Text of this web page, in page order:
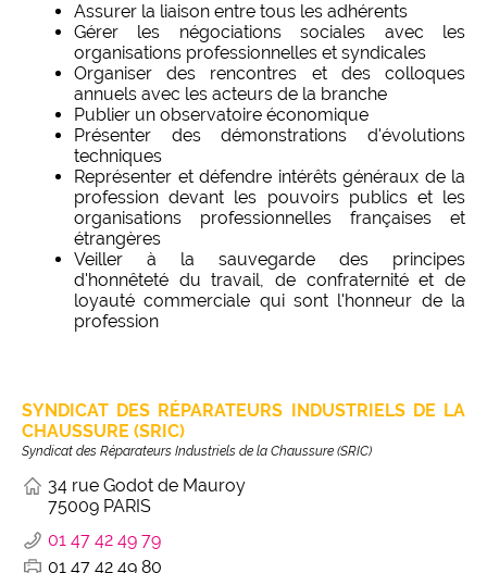
Assurer la liaison entre tous les adhérents
Gérer les négociations sociales avec les
organisations professionnelles et syndicales
Organiser des rencontres et des colloques
annuels avec les acteurs de la branche
Publier un observatoire économique
Présenter des démonstrations d'évolutions
techniques
Représenter et défendre intérêts généraux de la
profession devant les pouvoirs publics et les
organisations professionnelles françaises et
étrangères
Veiller à la sauvegarde des principes
d'honnêteté du travail, de confraternité et de
loyauté commerciale qui sont l'honneur de la
profession
SYNDICAT DES RÉPARATEURS INDUSTRIELS DE LA
CHAUSSURE (SRIC)
Syndicat des Réparateurs Industriels de la Chaussure (SRIC)
34 rue Godot de Mauroy
75009 PARIS
01 47 42 49 79
01 47 42 49 80